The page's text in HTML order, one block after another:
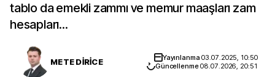
tablo da emekli zammı ve memur maaşları zam
hesapları...
METE DİRİCE Yayınlanma03.07.2025, 10:50
Güncellenme08.07.2026, 20:51